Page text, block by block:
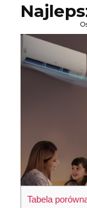
Tabela